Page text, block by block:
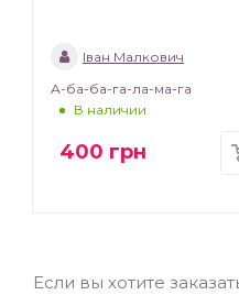
Іван Малкович
А-ба-ба-га-ла-ма-га
В наличии
400 грн
Если вы хотите